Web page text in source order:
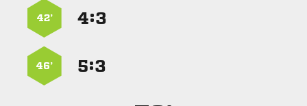
:
42’
:
46’